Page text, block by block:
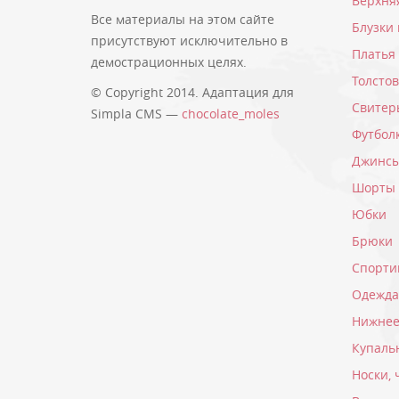
Все материалы на этом сайте
присутствуют исключительно в
демострационных целях.
© Copyright 2014. Адаптация для
Simpla CMS — chocolate_moles
Платья
Шорты
Юбки
Брюки
Носки,